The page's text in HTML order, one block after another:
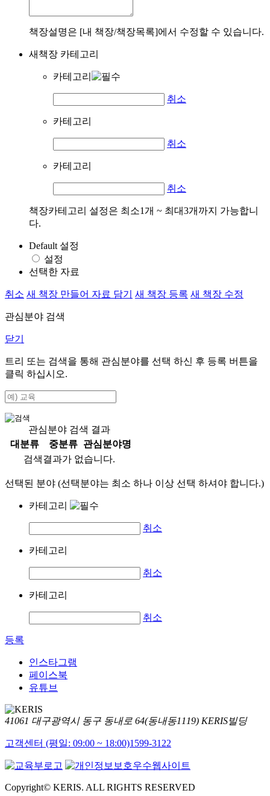
책장설명은 [내 책장/책장목록]에서 수정할 수 있습니다.
새책장 카테고리
카테고리
취소
카테고리
취소
카테고리
취소
책장카테고리 설정은 최소1개 ~ 최대3개까지 가능합니
다.
Default 설정
설정
선택한 자료
취소 새 책장 만들어 자료 담기 새 책장 등록 새 책장 수정
관심분야 검색
닫기
트리 또는 검색을 통해 관심분야를 선택 하신 후 등록 버튼을
클릭 하십시오.
관심분야 검색 결과
대분류
중분류
관심분야명
검색결과가 없습니다.
선택된 분야 (선택분야는 최소 하나 이상 선택 하셔야 합니다.)
카테고리
취소
카테고리
취소
카테고리
취소
등록
인스타그램
페이스북
유튜브
41061 대구광역시 동구 동내로 64(동내동1119) KERIS빌딩
고객센터 (평일: 09:00 ~ 18:00)1599-3122
Copyright© KERIS. ALL RIGHTS RESERVED